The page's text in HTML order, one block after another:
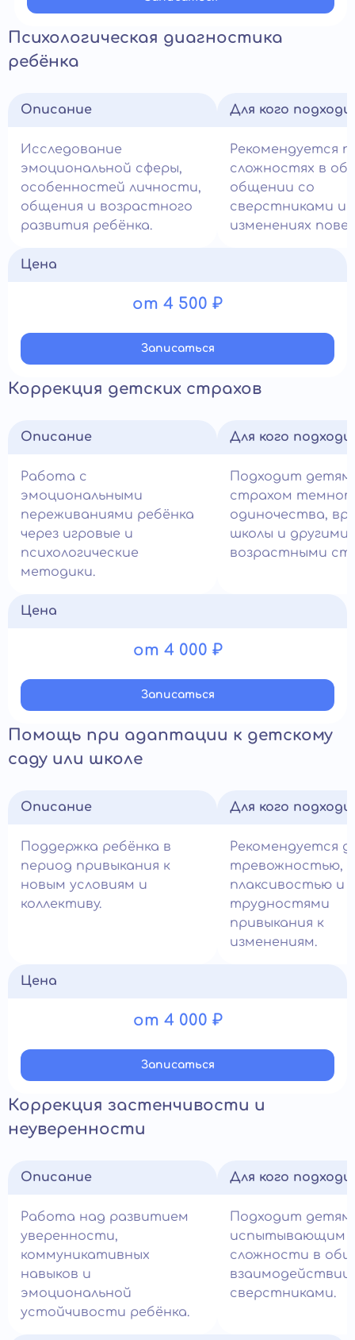
Психологическая диагностика
ребёнка
Описание
Исследование
эмоциональной сферы,
особенностей личности,
общения и возрастного
развития ребёнка.
Для кого
Рекомендуется
сложностях в
общении со
сверстниками и
изменениях
Цена
от 4 500 ₽
Записатьcя
Коррекция детских страхов
Описание
Работа с
эмоциональными
переживаниями ребёнка
через игровые и
психологические
методики.
Для кого
Подходит детям
страхом
одиночества,
школы и другими
возрастными
Цена
от 4 000 ₽
Записатьcя
Помощь при адаптации к детскому
саду или школе
Описание
Поддержка ребёнка в
период привыкания к
новым условиям и
коллективу.
Для кого
Рекомендуется
тревожностью,
плаксивостью и
трудностями
привыкания к
изменениям.
Цена
от 4 000 ₽
Записатьcя
Коррекция застенчивости и
неуверенности
Описание
Работа над развитием
уверенности,
коммуникативных
навыков и
эмоциональной
устойчивости ребёнка.
Для кого
Подходит детям,
испытывающим
сложности в
взаимодействии
сверстниками.